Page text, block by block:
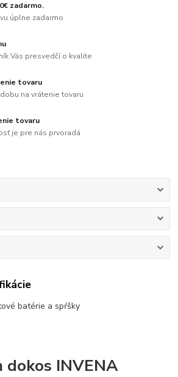
zadarmo.
úplne zadarmo
Vás presvedčí o kvalite
tovaru
na vrátenie tovaru
tovaru
je pre nás prvoradá
batérie a spŕšky
dokos INVENA